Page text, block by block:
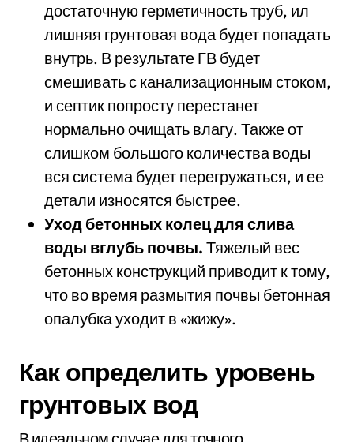
достаточную герметичность труб, ил
лишняя грунтовая вода будет попадать
внутрь. В результате ГВ будет
смешивать с канализационным стоком,
и септик попросту перестанет
нормально очищать влагу. Также от
слишком большого количества воды
вся система будет перегружаться, и ее
детали износятся быстрее.
Уход бетонных колец для слива
воды вглубь почвы. Тяжелый вес
бетонных конструкций приводит к тому,
что во время размытия почвы бетонная
опалубка уходит в «жижу».
Как определить уровень
грунтовых вод